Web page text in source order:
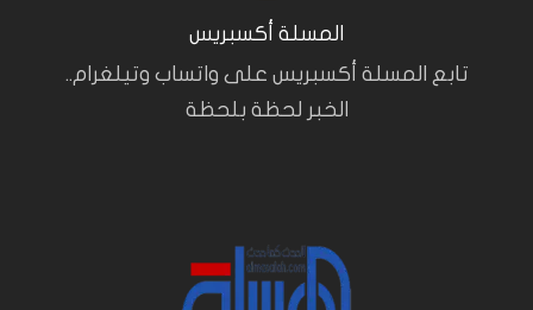
المسلة أكسبريس
تابع المسلة أكسبريس على واتساب وتيلغرام..
الخبر لحظة بلحظة